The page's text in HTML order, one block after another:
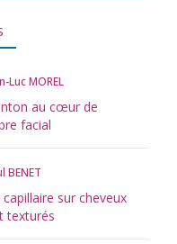
Luc MOREL
au cœur de
facial
BENET
sur cheveux
texturés